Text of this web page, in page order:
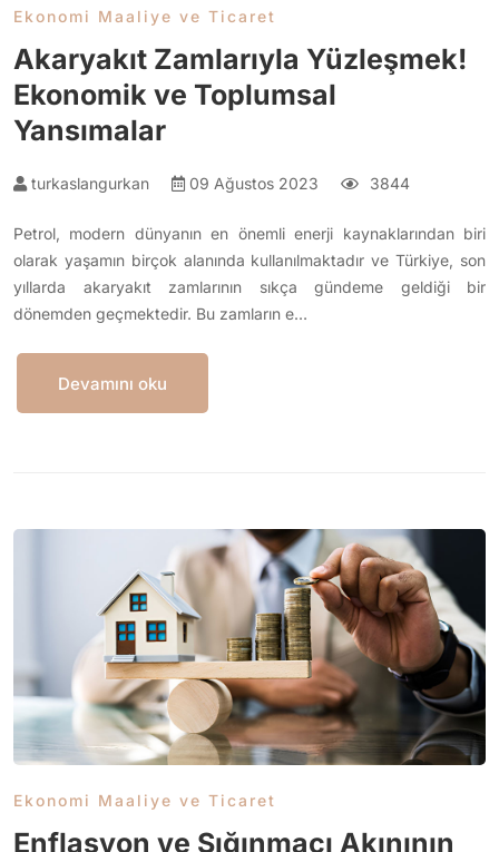
Ekonomi Maaliye ve Ticaret
Akaryakıt Zamlarıyla Yüzleşmek!
Ekonomik ve Toplumsal
Yansımalar
turkaslangurkan 09 Ağustos 2023 3844
Petrol, modern dünyanın en önemli enerji kaynaklarından biri
olarak yaşamın birçok alanında kullanılmaktadır ve Türkiye, son
yıllarda akaryakıt zamlarının sıkça gündeme geldiği bir
dönemden geçmektedir. Bu zamların e…
Devamını oku
Ekonomi Maaliye ve Ticaret
Enflasyon ve Sığınmacı Akınının